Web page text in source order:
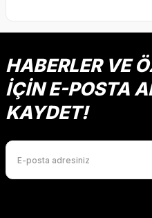
HABERLER VE
İÇİN E-POSTA
KAYDET!